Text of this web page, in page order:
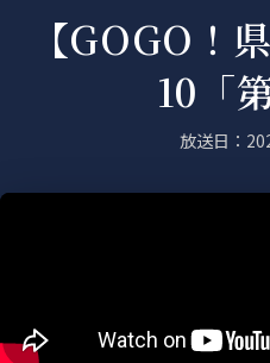
【GOGO！
10「
放送日：